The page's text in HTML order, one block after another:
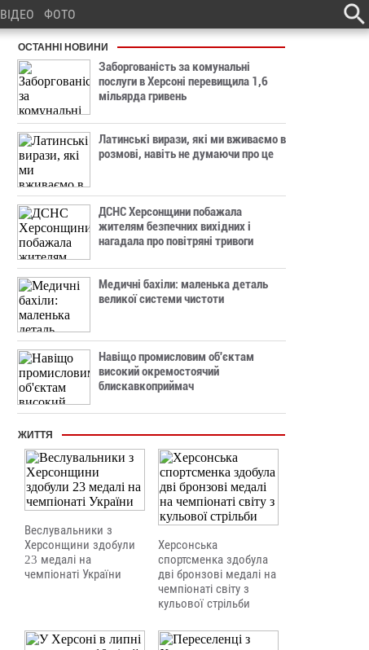
ВІДЕО ФОТО
ОСТАННІ НОВИНИ
Заборгованість за комунальні
послуги в Херсоні перевищила 1,6
мільярда гривень
Латинські вирази, які ми вживаємо в
розмові, навіть не думаючи про це
ДСНС Херсонщини побажала
жителям безпечних вихідних і
нагадала про повітряні тривоги
Медичні бахіли: маленька деталь
великої системи чистоти
Навіщо промисловим об'єктам
високий окремостоячий
блискавкоприймач
ЖИТТЯ
Веслувальники з
Херсонщини здобули
23 медалі на
чемпіонаті України
Херсонська
спортсменка здобула
дві бронзові медалі на
чемпіонаті світу з
кульової стрільби